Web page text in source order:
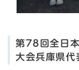
第78回全日
大会兵庫県代